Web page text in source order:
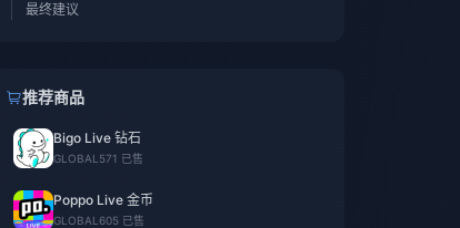
最终建议
推荐商品
Bigo Live 钻石
GLOBAL 571 已售
Poppo Live 金币
GLOBAL 605 已售